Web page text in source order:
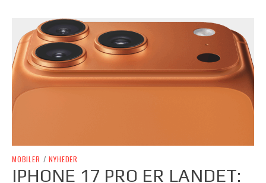
MOBILER / NYHEDER
IPHONE 17 PRO ER LANDET: